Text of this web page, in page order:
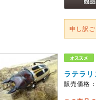
申し訳
ラテラ
販売価格